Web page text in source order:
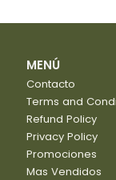
MENÚ
Contacto
Terms and
Refund Policy
Privacy Policy
Promociones
Mas Vendidos